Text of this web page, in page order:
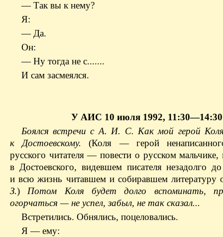
— Так вы к нему?
Я:
— Да.
Он:
— Ну тогда не с.......
И сам засмеялся.
У АИС 10 июля 1992, 11:30—14:30
Боялся встречи с А. И. С. Как мой герой
к Достоевскому.(Коля — герой
русского читателя — повести о русском
в Достоевского, видевшем писателя незадолго
и всю жизнь читавшем и собиравшем
З.)Потом Коля будет долго вспоминать,
огорчаться — не успел, забыл, не так сказал...
Встретились. Обнялись, поцеловались.
Я — ему: